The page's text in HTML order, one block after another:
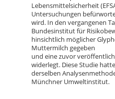
Lebensmittelsicherheit
Untersuchungen
wird. In den vergangenen
Bundesinstitut für
hinsichtlich möglicher
Muttermilch gegeben
und eine zuvor
widerlegt. Diese Studie
derselben
Münchner Umweltinstitut.